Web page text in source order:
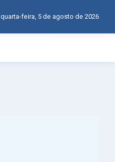
quarta-feira, 5 de agosto de 2026